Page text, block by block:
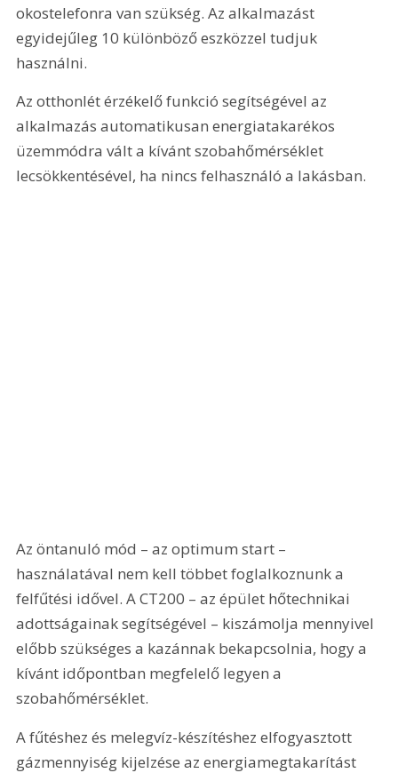
okostelefonra van szükség. Az alkalmazást
egyidejűleg 10 különböző eszközzel tudjuk
használni.
Az otthonlét érzékelő funkció segítségével az
alkalmazás automatikusan energiatakarékos
üzemmódra vált a kívánt szobahőmérséklet
lecsökkentésével, ha nincs felhasználó a lakásban.
Az öntanuló mód – az optimum start –
használatával nem kell többet foglalkoznunk a
felfűtési idővel. A CT200 – az épület hőtechnikai
adottságainak segítségével – kiszámolja mennyivel
előbb szükséges a kazánnak bekapcsolnia, hogy a
kívánt időpontban megfelelő legyen a
szobahőmérséklet.
A fűtéshez és melegvíz-készítéshez elfogyasztott
gázmennyiség kijelzése az energiamegtakarítást